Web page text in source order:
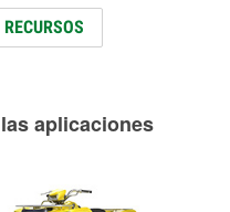
aplicaciones